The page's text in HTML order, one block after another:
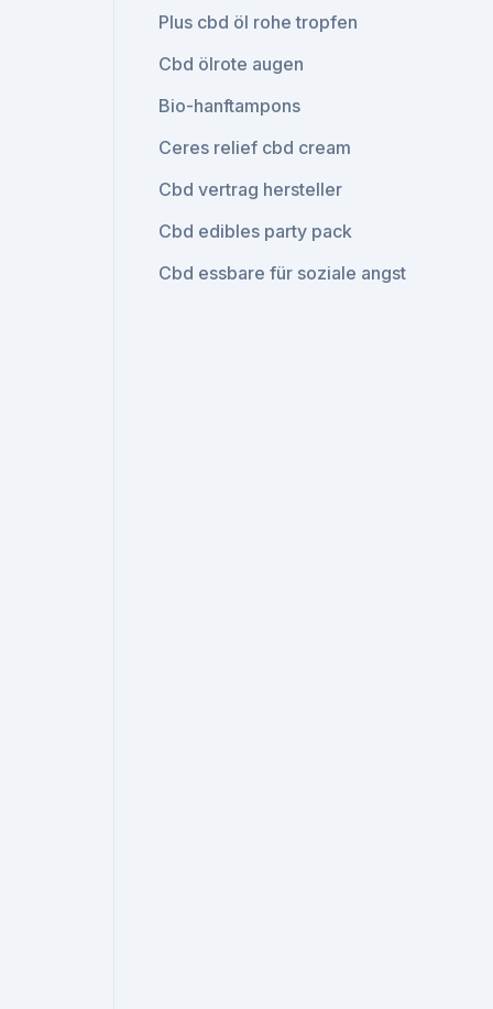
Plus cbd öl rohe tropfen
Cbd ölrote augen
Bio-hanftampons
Ceres relief cbd cream
Cbd vertrag hersteller
Cbd edibles party pack
Cbd essbare für soziale angst